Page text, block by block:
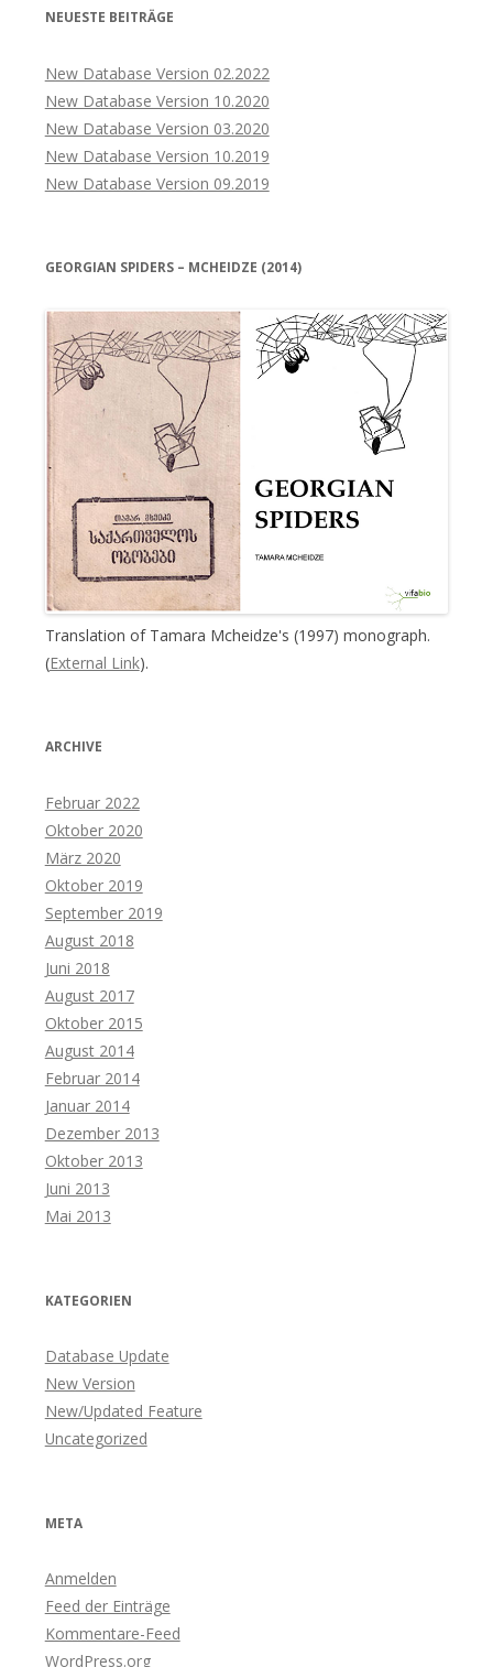
NEUESTE BEITRÄGE
New Database Version 02.2022
New Database Version 10.2020
New Database Version 03.2020
New Database Version 10.2019
New Database Version 09.2019
GEORGIAN SPIDERS – MCHEIDZE (2014)
Translation of Tamara Mcheidze's (1997) monograph.
(External Link).
ARCHIVE
Februar 2022
Oktober 2020
März 2020
Oktober 2019
September 2019
August 2018
Juni 2018
August 2017
Oktober 2015
August 2014
Februar 2014
Januar 2014
Dezember 2013
Oktober 2013
Juni 2013
Mai 2013
KATEGORIEN
Database Update
New Version
New/Updated Feature
Uncategorized
META
Anmelden
Feed der Einträge
Kommentare-Feed
WordPress.org